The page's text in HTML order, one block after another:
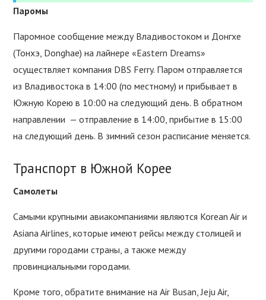
Паромы
Паромное сообщение между Владивостоком и Донгхе
(Тонхэ, Donghae) на лайнере «Eastern Dreams»
осуществляет компания DBS Ferry. Паром отправляется
из Владивостока в 14:00 (по местному) и прибывает в
Южную Корею в 10:00 на следующий день. В обратном
направлении — отправление в 14:00, прибытие в 15:00
на следующий день. В зимний сезон расписание меняется.
Транспорт в Южной Корее
Самолеты
Самыми крупными авиакомпаниями являются Korean Air и
Asiana Airlines, которые имеют рейсы между столицей и
другими городами страны, а также между
провинциальными городами.
Кроме того, обратите внимание на Air Busan, Jeju Air,